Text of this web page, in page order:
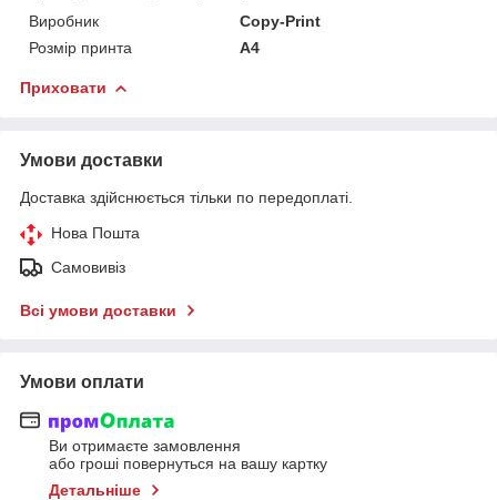
Виробник
Copy-Print
Розмір принта
А4
Приховати
Умови доставки
Доставка здійснюється тільки по передоплаті.
Нова Пошта
Самовивіз
Всі умови доставки
Умови оплати
Ви отримаєте замовлення
або гроші повернуться на вашу картку
Детальніше